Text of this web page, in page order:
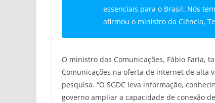
essenciais para o Brasil. Nós
afirmou o ministro da Ciência,
O ministro das Comunicações, Fábio Faria,
Comunicações na oferta de internet de alta
pesquisa. “O SGDC leva informação,
governo ampliar a capacidade de conexão